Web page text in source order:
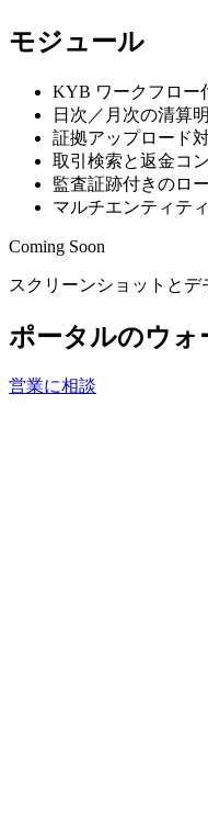
モジュール
KYB ワークフロー
日次／月次の清算
証拠アップロード
取引検索と返金コ
監査証跡付きのロ
マルチエンティテ
Coming Soon
スクリーンショットとデ
ポータルのウォ
営業に相談